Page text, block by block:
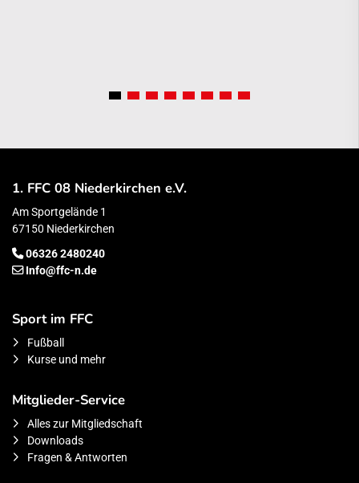
1. FFC 08 Niederkirchen e.V.
Am Sportgelände 1
67150 Niederkirchen
06326 2480240
Info@ffc-n.de
Sport im FFC
Fußball
Kurse und mehr
Mitglieder-Service
Alles zur Mitgliedschaft
Downloads
Fragen & Antworten